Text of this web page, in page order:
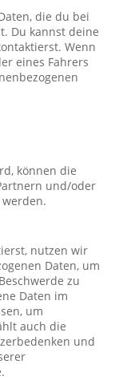
die du bei
Du kannst deine
Wenn
eines Fahrers
können die
und/oder
nutzen wir
Daten, um
zu
Daten im
um
auch die
und